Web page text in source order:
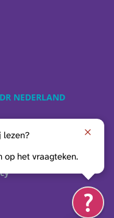
NEDERLAND
lezen?
op het vraagteken.